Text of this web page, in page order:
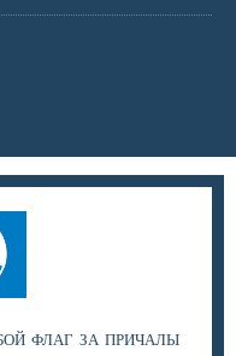
флаг за причалы